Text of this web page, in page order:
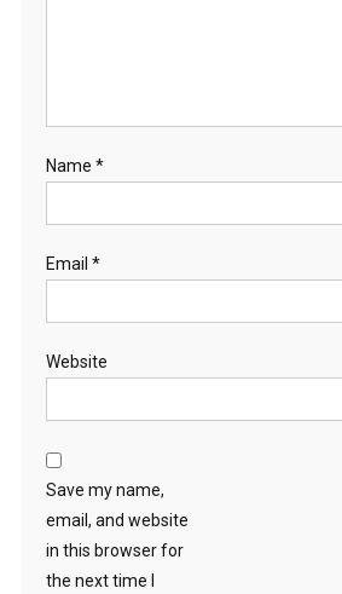
Name *
Email *
Website
Save my name,
email, and website
in this browser for
the next time I